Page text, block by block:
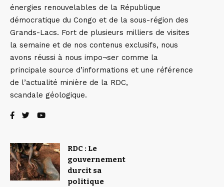
énergies renouvelables de la République
démocratique du Congo et de la sous-région des
Grands-Lacs. Fort de plusieurs milliers de visites
la semaine et de nos contenus exclusifs, nous
avons réussi à nous impo¬ser comme la
principale source d’informations et une référence
de l’actualité minière de la RDC,
scandale géologique.
RDC : Le
gouvernement
durcit sa
politique